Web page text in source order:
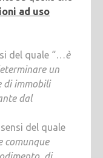
ad uso
del quale “…è
un
di immobili
dal
del quale
comunque